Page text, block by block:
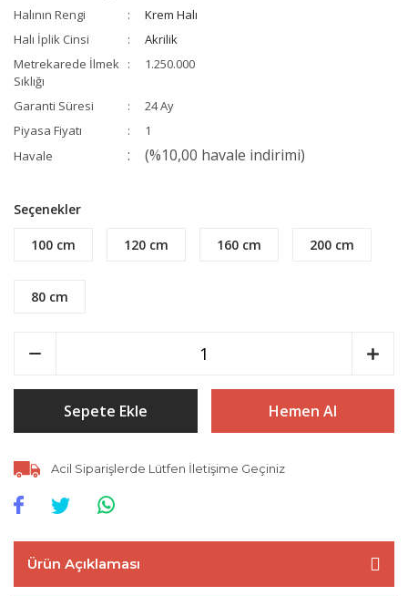
Halının Rengi
Krem Halı
Halı İplik Cinsi
Akrilik
Metrekarede İlmek
Sıklığı
1.250.000
Garanti Süresi
24 Ay
Piyasa Fiyatı
1
Havale
(%10,00 havale indirimi)
Seçenekler
100 cm 120 cm 160 cm 200 cm
80 cm
Sepete Ekle Hemen Al
Acil Siparişlerde Lütfen İletişime Geçiniz
Ürün Açıklaması